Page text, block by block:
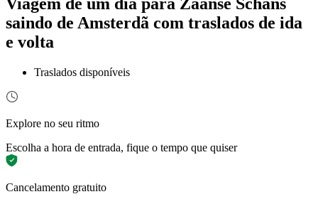
saindo de Amsterdã com traslados de ida
e volta
Traslados disponíveis
Explore no seu ritmo
Escolha a hora de entrada, fique o tempo que quiser
Cancelamento gratuito